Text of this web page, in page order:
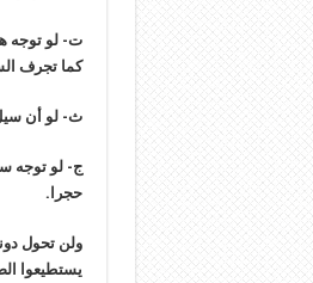
ت‌- لو توجه
كما تجرف
ث‌- لو أن سيل
ج‌- لو توجه
حجرا.
ولن تحول
يستطيعوا